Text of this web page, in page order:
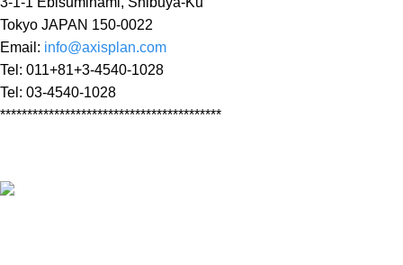
Tokyo JAPAN 150-0022
Email: info@axisplan.com
Tel: 011+81+3-4540-1028
Tel: 03-4540-1028
*****************************************